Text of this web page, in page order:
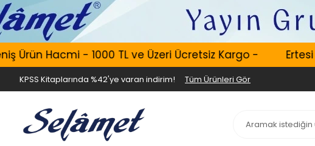
Hacmi - 1000 TL ve Üzeri Ücretsiz Kargo - Ertesi
KPSS Kitaplarında %42'ye varan indirim! Tüm Ürünleri Gör